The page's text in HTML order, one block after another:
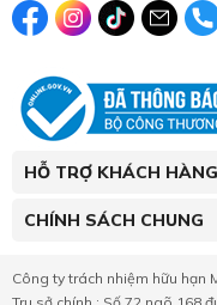
HỖ TRỢ KHÁCH HÀNG
CHÍNH SÁCH CHUNG
Công ty trách nhiệm hữu hạn